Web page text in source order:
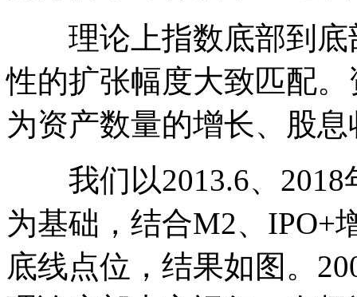
理论上指数底部到底
性的扩张幅度大致匹配
为资产数量的增长、股
我们以2013.6、2018
为基础，结合M2、IPO+
底线点位，结果如图。